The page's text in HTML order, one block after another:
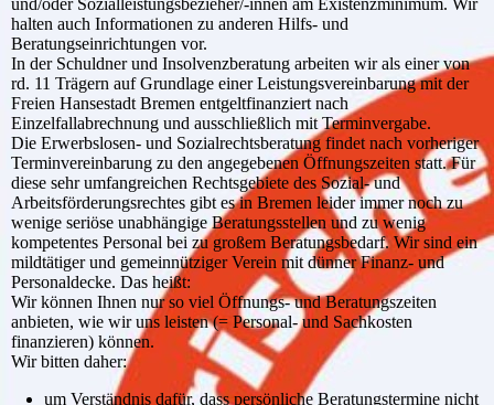
und/oder Sozialleistungsbezieher/-innen am Existenzminimum. Wir
halten auch Informationen zu anderen Hilfs- und
Beratungseinrichtungen vor.
In der Schuldner und Insolvenzberatung arbeiten wir als einer von
rd. 11 Trägern auf Grundlage einer Leistungsvereinbarung mit der
Freien Hansestadt Bremen entgeltfinanziert nach
Einzelfallabrechnung und ausschließlich mit Terminvergabe.
Die Erwerbslosen- und Sozialrechtsberatung findet nach vorheriger
Terminvereinbarung zu den angegebenen Öffnungszeiten statt. Für
diese sehr umfangreichen Rechtsgebiete des Sozial- und
Arbeitsförderungsrechtes gibt es in Bremen leider immer noch zu
wenige seriöse unabhängige Beratungsstellen und zu wenig
kompetentes Personal bei zu großem Beratungsbedarf. Wir sind ein
mildtätiger und gemeinnütziger Verein mit dünner Finanz- und
Personaldecke. Das heißt:
Wir können Ihnen nur so viel Öffnungs- und Beratungszeiten
anbieten, wie wir uns leisten (= Personal- und Sachkosten
finanzieren) können.
Wir bitten daher:
um Verständnis dafür, dass persönliche Beratungstermine nicht